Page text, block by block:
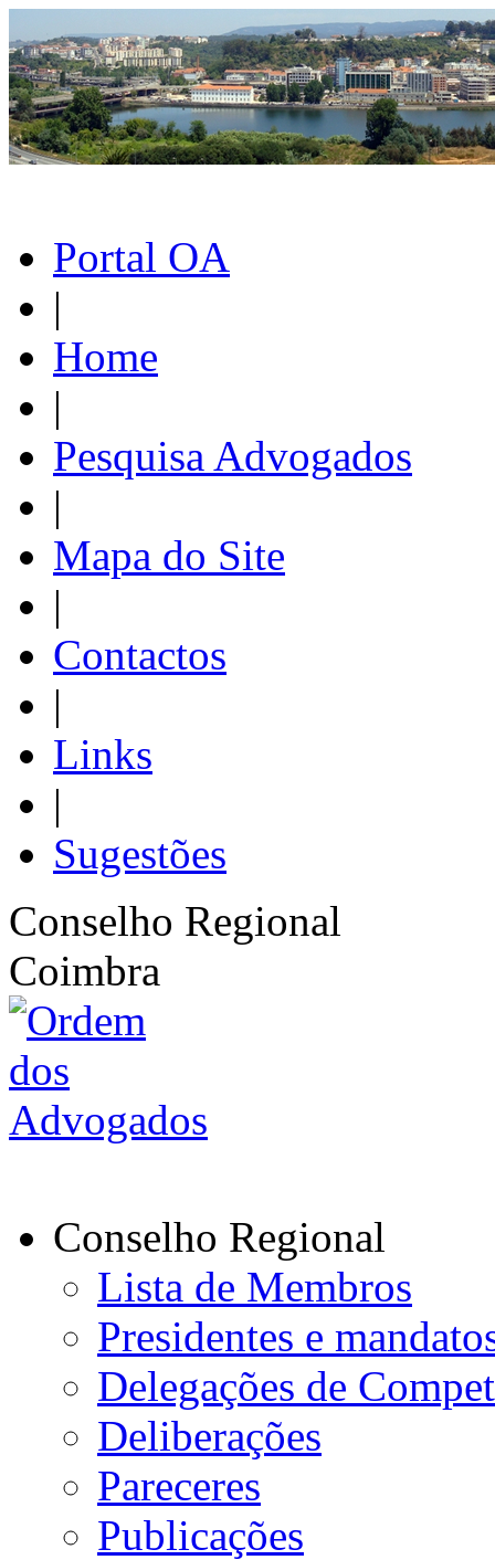
Portal OA
|
Home
|
Pesquisa Advogados
|
Mapa do Site
|
Contactos
|
Links
|
Sugestões
Conselho Regional
Coimbra
Conselho Regional
Lista de Membros
Presidentes e
Delegações de
Deliberações
Pareceres
Publicações